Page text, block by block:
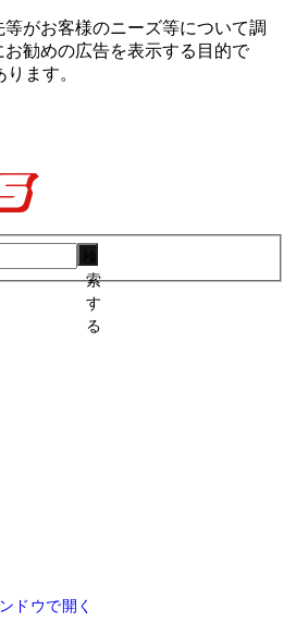
がお客様のニーズ等について調
勧めの広告を表⽰する⽬的で
ます。
索
す
る
ドウで開く